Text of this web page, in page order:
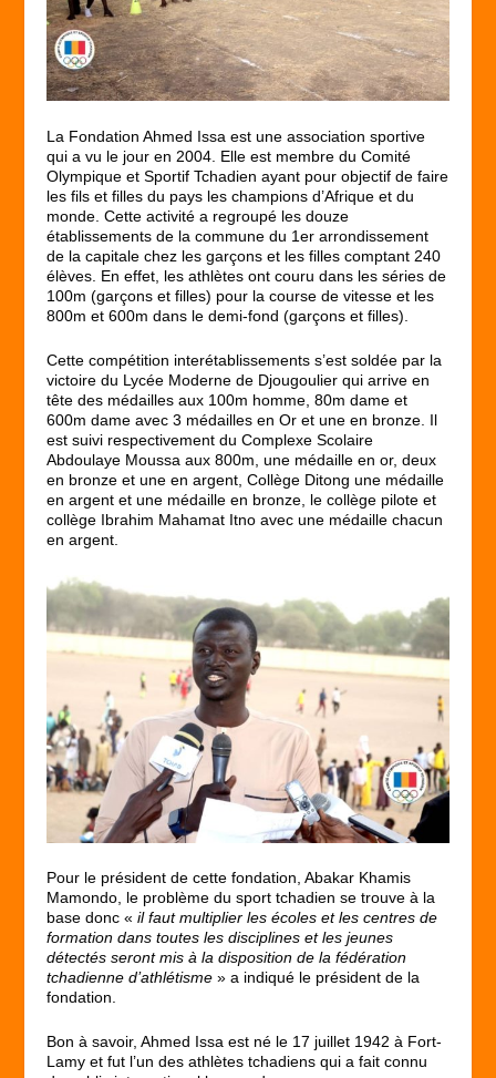
La Fondation Ahmed Issa est une association sportive
qui a vu le jour en 2004. Elle est membre du Comité
Olympique et Sportif Tchadien ayant pour objectif de faire
les fils et filles du pays les champions d’Afrique et du
monde. Cette activité a regroupé les douze
établissements de la commune du 1er arrondissement
de la capitale chez les garçons et les filles comptant 240
élèves. En effet, les athlètes ont couru dans les séries de
100m (garçons et filles) pour la course de vitesse et les
800m et 600m dans le demi-fond (garçons et filles).
Cette compétition interétablissements s’est soldée par la
victoire du Lycée Moderne de Djougoulier qui arrive en
tête des médailles aux 100m homme, 80m dame et
600m dame avec 3 médailles en Or et une en bronze. Il
est suivi respectivement du Complexe Scolaire
Abdoulaye Moussa aux 800m, une médaille en or, deux
en bronze et une en argent, Collège Ditong une médaille
en argent et une médaille en bronze, le collège pilote et
collège Ibrahim Mahamat Itno avec une médaille chacun
en argent.
Pour le président de cette fondation, Abakar Khamis
Mamondo, le problème du sport tchadien se trouve à la
base donc «il faut multiplier les écoles et les centres de
formation dans toutes les disciplines et les jeunes
détectés seront mis à la disposition de la fédération
tchadienne d’athlétisme » a indiqué le président de la
fondation.
Bon à savoir, Ahmed Issa est né le 17 juillet 1942 à Fort-
Lamy et fut l’un des athlètes tchadiens qui a fait connu